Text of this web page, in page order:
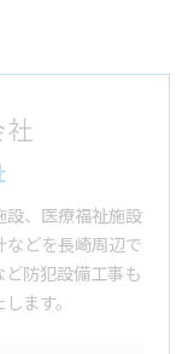
、医療福祉施設
どを長崎周辺で
防犯設備工事も
ます。